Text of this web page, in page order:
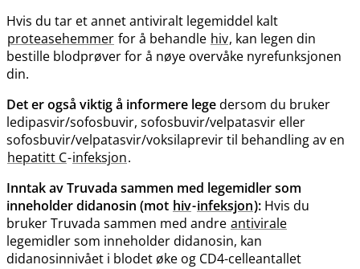
Hvis du tar et annet antiviralt legemiddel kalt
proteasehemmer for å behandle hiv, kan legen din
bestille blodprøver for å nøye overvåke nyrefunksjonen
din.
Det er også viktig å informere legedersom du bruker
ledipasvir​/​sofosbuvir, sofosbuvir​/​velpatasvir eller
sofosbuvir​/​velpatasvir​/​voksilaprevir til behandling av en
hepatitt C-infeksjon.
Inntak av Truvada sammen med legemidler som
inneholder didanosin (mot hiv-infeksjon): Hvis du
bruker Truvada sammen med andre antivirale
legemidler som inneholder didanosin, kan
didanosinnivået i blodet øke og CD4-celleantallet